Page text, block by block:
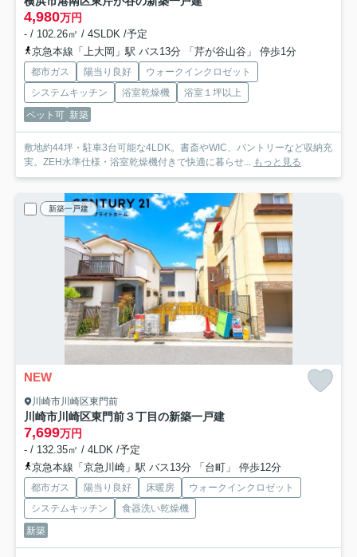
4,980万円
- / 102.26㎡ / 4SLDK /予定
京急本線「上大岡」駅 バス13分 「芹が谷山谷」 停歩1分
都市ガス 陽当り良好
ウォークインクロゼット
システムキッチン
浴室乾燥機
浴室１坪以上
ペット可 新築
敷地約44坪・駐車3台可能な4LDK。書斎やWIC、パントリーなど収納充
実。ZEH水準仕様・浴室乾燥機付きで快適に暮らせ... もっと見る
新築一戸建
NEW
川崎市川崎区東門前
川崎市川崎区東門前３丁目の新築一戸建
7,699万円
- / 132.35㎡ / 4LDK /予定
京急本線「京急川崎」駅 バス13分 「台町」 停歩12分
都市ガス 陽当り良好 床暖房
ウォークインクロゼット
システムキッチン
食器洗い乾燥機
新築